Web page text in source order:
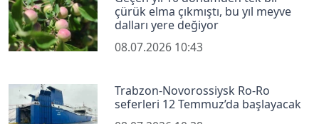
çürük elma çıkmıştı, bu yıl meyve
dalları yere değiyor
08.07.2026 10:43
Trabzon-Novorossiysk Ro-Ro
seferleri 12 Temmuz’da başlayacak